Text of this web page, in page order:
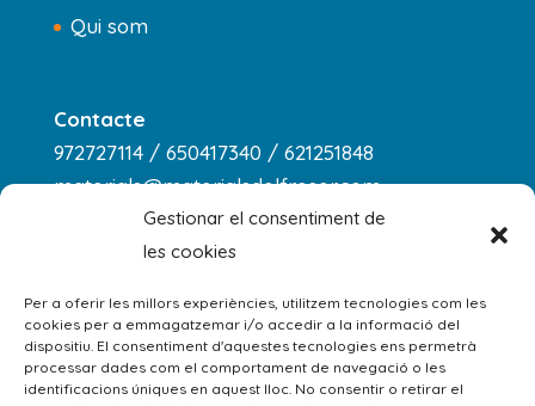
Gestionar el consentiment de
les cookies
Per a oferir les millors experiències, utilitzem tecnologies com les
cookies per a emmagatzemar i/o accedir a la informació del
dispositiu. El consentiment d'aquestes tecnologies ens permetrà
processar dades com el comportament de navegació o les
identificacions úniques en aquest lloc. No consentir o retirar el
Qui som
Contacte
972727114 / 650417340 / 621251848
materials@materialsdelfreser.com
dilluns a dijous
8:00 - 13:00 / 14:00 - 18:00
divendres: 8:00 - 13:00